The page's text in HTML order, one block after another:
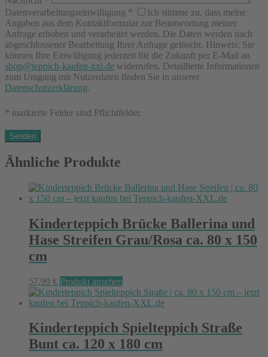
Datenverarbeitungseinwilligung *
Ich stimme zu, dass meine
Angaben aus dem Kontaktformular zur Beantwortung meiner
Anfrage erhoben und verarbeitet werden. Die Daten werden nach
abgeschlossener Bearbeitung Ihrer Anfrage gelöscht. Hinweis: Sie
können Ihre Einwilligung jederzeit für die Zukunft per E-Mail an
shop@teppich-kaufen-xxl.de widerrufen. Detaillierte Informationen
zum Umgang mit Nutzerdaten finden Sie in unserer
Datenschutzerklärung.
* markierte Felder sind Pflichtfelder.
Ähnliche Produkte
Kinderteppich Brücke Ballerina und
Hase Streifen Grau/Rosa ca. 80 x 150
cm
57,99 € Produkt ansehen
Kinderteppich Spielteppich Straße
Bunt ca. 120 x 180 cm